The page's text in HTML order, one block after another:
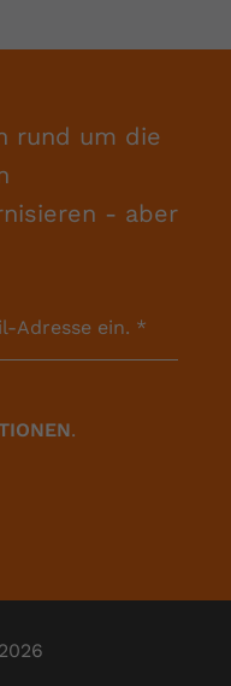
rund um die
- aber
Adresse ein. *
.